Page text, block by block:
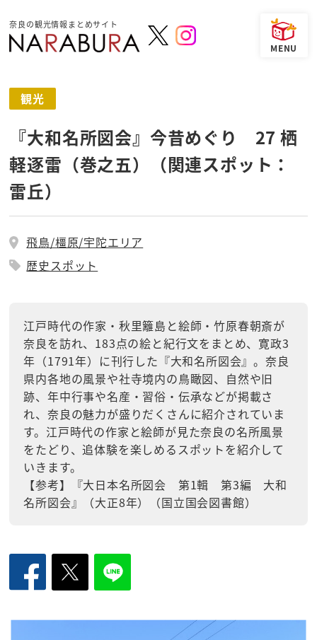
奈良の観光情報まとめサイト
観光
『大和名所図会』今昔めぐり 27 栖
軽逐雷（巻之五）（関連スポット：
雷丘）
飛鳥/橿原/宇陀エリア
歴史スポット
江戸時代の作家・秋里籬島と絵師・竹原春朝斎が
奈良を訪れ、183点の絵と紀行文をまとめ、寛政3
年（1791年）に刊行した『大和名所図会』。奈良
県内各地の風景や社寺境内の鳥瞰図、自然や旧
跡、年中行事や名産・習俗・伝承などが掲載さ
れ、奈良の魅力が盛りだくさんに紹介されていま
す。江戸時代の作家と絵師が見た奈良の名所風景
をたどり、追体験を楽しめるスポットを紹介して
いきます。
【参考】『大日本名所図会 第1輯 第3編 大和
名所図会』（大正8年）（国立国会図書館）